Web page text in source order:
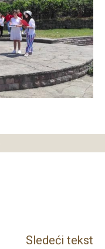
Sledeći tekst